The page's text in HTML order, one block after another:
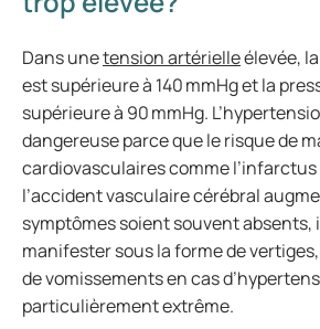
Dans unetension artérielleélevée,
est supérieure à 140 mmHg et la
supérieure à 90 mmHg.
dangereuse parce que le risque de
cardiovasculaires comme
l’accident vasculaire cérébral
symptômes soient souvent absents,
manifester sous la forme de
de vomissements en cas
particulièrement extrême.